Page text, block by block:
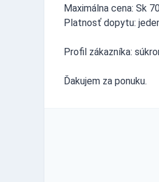
Maximálna cena: Sk
Platnosť dopytu:
Profil zákazníka:
Ďakujem za ponuku.